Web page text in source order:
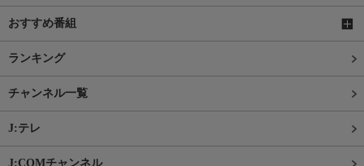
おすすめ番組
ランキング
チャンネル一覧
J:テレ
J:COMチャンネル